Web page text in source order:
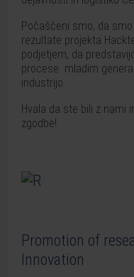
Počaščeni smo, da
rezultate projekta
podjetjem, da
procese mladim
industrijo.
Hvala da ste bili z nami
zgodbe!
Promotion of
Innovation